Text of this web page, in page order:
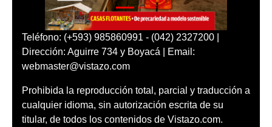
Teléfono: (+593) 985860991 - (042) 2327200 |
Dirección: Aguirre 734 y Boyacá | Email:
webmaster@vistazo.com
Prohibida la reproducción total, parcial y traducción a
cualquier idioma, sin autorización escrita de su
titular, de todos los contenidos de Vistazo.com.